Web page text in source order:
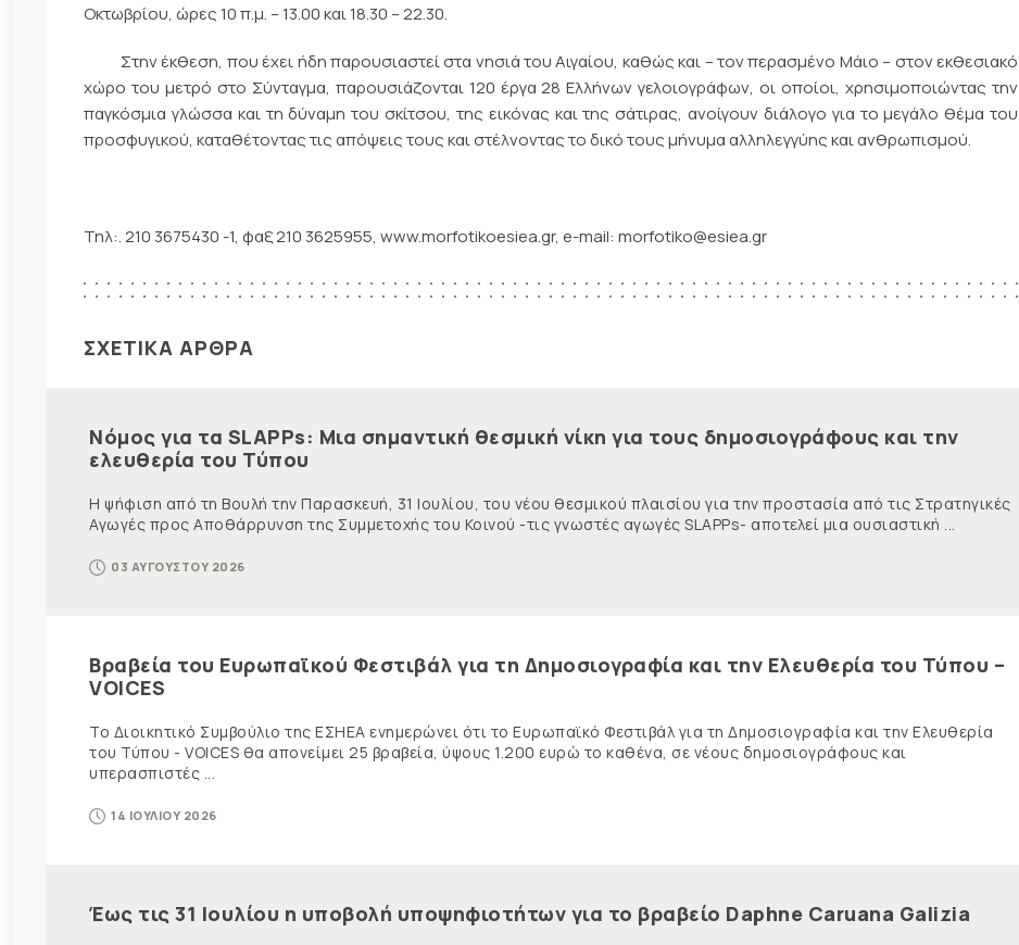
Οκτωβρίου, ώρες 10 π.μ. – 13.00 και 18.30 – 22.30.
Στην έκθεση, που έχει ήδη παρουσιαστεί στα νησιά του Αιγαίου, καθώς και – τον περασμένο Μάιο – στον εκθεσιακό
χώρο του μετρό στο Σύνταγμα, παρουσιάζονται 120 έργα 28 Ελλήνων γελοιογράφων, οι οποίοι, χρησιμοποιώντας την
παγκόσμια γλώσσα και τη δύναμη του σκίτσου, της εικόνας και της σάτιρας, ανοίγουν διάλογο για το μεγάλο θέμα του
προσφυγικού, καταθέτοντας τις απόψεις τους και στέλνοντας το δικό τους μήνυμα αλληλεγγύης και ανθρωπισμού.
Τηλ:. 210 3675430 -1, φαξ 210 3625955, www.morfotikoesiea.gr, e-mail: morfotiko@esiea.gr
ΣΧΕΤΙΚΑ ΑΡΘΡΑ
Νόμος για τα SLAPPs: Μια σημαντική θεσμική νίκη για τους δημοσιογράφους και την
ελευθερία του Τύπου
Η ψήφιση από τη Βουλή την Παρασκευή, 31 Ιουλίου, του νέου θεσμικού πλαισίου για την προστασία από τις Στρατηγικές
Αγωγές προς Αποθάρρυνση της Συμμετοχής του Κοινού -τις γνωστές αγωγές SLAPPs- αποτελεί μια ουσιαστική ...
03 ΑΥΓΟΥΣΤΟΥ 2026
Βραβεία του Ευρωπαϊκού Φεστιβάλ για τη Δημοσιογραφία και την Ελευθερία του Τύπου –
VOICES
Το Διοικητικό Συμβούλιο της ΕΣΗΕΑ ενημερώνει ότι το Ευρωπαϊκό Φεστιβάλ για τη Δημοσιογραφία και την Ελευθερία
του Τύπου - VOICES θα απονείμει 25 βραβεία, ύψους 1.200 ευρώ το καθένα, σε νέους δημοσιογράφους και
υπερασπιστές ...
14 ΙΟΥΛΙΟΥ 2026
Έως τις 31 Ιουλίου η υποβολή υποψηφιοτήτων για το βραβείο Daphne Caruana Galizia